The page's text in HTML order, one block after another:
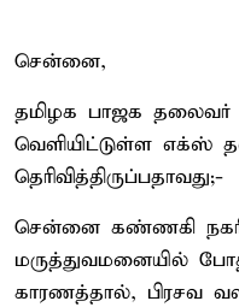
சென்னை,
தமிழக பாஜக தலைவர்
வெளியிட்டுள்ள எக்ஸ்
தெரிவித்திருப்பதாவது;-
சென்னை கண்ணகி
மருத்துவமனையில்
காரணத்தால், பிரசவ